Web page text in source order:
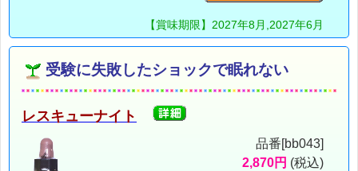
【賞味期限】2027年8月,2027年6月
受験に失敗したショックで眠れない
レスキューナイト
品番[bb043]
2,870円 (税込)